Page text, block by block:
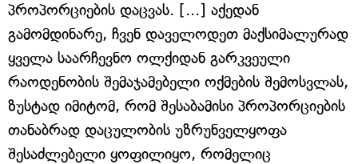
პროპორციების დაცვას. [...] აქედან
გამომდინარე, ჩვენ დაველოდეთ მაქსიმალურად
ყველა საარჩევნო ოლქიდან გარკვეული
რაოდენობის შემაჯამებელი ოქმების შემოსვლას,
ზუსტად იმიტომ, რომ შესაბამისი პროპორციების
თანაბრად დაცულობის უზრუნველყოფა
შესაძლებელი ყოფილიყო, რომელიც